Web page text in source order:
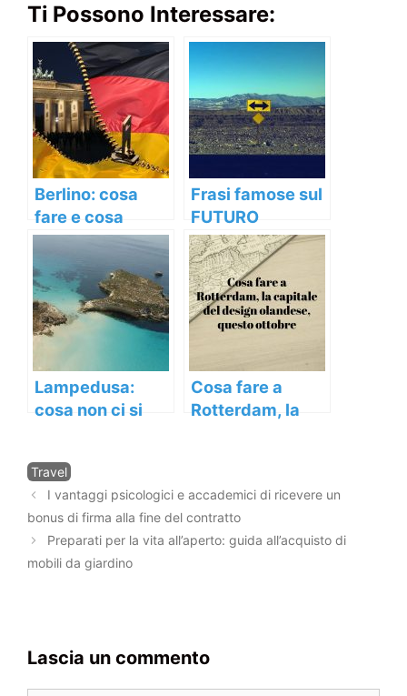
Ti Possono Interessare:
Berlino: cosa
fare e cosa
vedere nella
capitale tedesca
Frasi famose sul
FUTURO
Lampedusa:
cosa non ci si
meravigliosa
isola
Cosa fare a
Rotterdam, la
questo ottobre
Categorie
Travel
Navigazione
articolo
I vantaggi psicologici e accademici di ricevere un
bonus di firma alla fine del contratto
Preparati per la vita all’aperto: guida all’acquisto di
mobili da giardino
Lascia un commento